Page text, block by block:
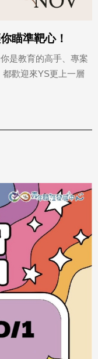
瞄準靶心！
是教育的高手、專案
歡迎來YS更上一層